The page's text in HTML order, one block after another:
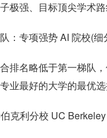
极强、目标顶尖学术路
：专项强势 AI 院校(
排名略低于第一梯队
业最好的大学的最优选
克利分校 UC Berkeley